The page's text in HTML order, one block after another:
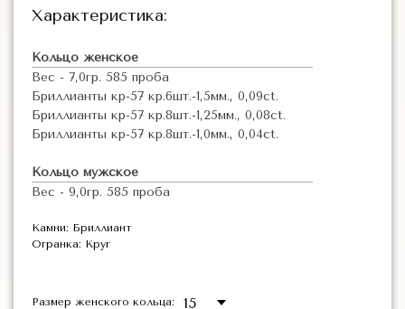
Размер женского кольца:
Характеристика:
Кольцо женское
Вес - 7,0гр. 585 проба
Бриллианты кр-57 кр.6шт.-1,5мм., 0,09ct.
Бриллианты кр-57 кр.8шт.-1,25мм., 0,08ct.
Бриллианты кр-57 кр.8шт.-1,0мм., 0,04ct.
Кольцо мужское
Вес - 9,0гр. 585 проба
Камни: Бриллиант
Огранка: Круг